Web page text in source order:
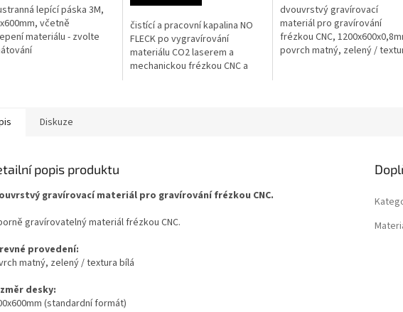
lepící páska 3M,
včetně
materiálu - zvolte
čistící a pracovní kapalina NO
FLECK po vygravírování
materiálu CO2 laserem a
mechanickou frézkou CNC a
dvouvrstvý gravírovací
materiál pro gravírování
frézkou CNC,
povrch matný, zelený /
Diskuze
popis produktu
gravírovací materiál pro gravírování frézkou CNC.
gravírovatelný materiál frézkou CNC.
provedení:
matný, zelený / textura bílá
desky:
(standardní formát)